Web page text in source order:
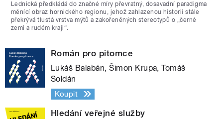
Lednická předkládá do značné míry převratný, dosavadní paradigma
měnící obraz hornického regionu, jehož zahlazenou historii stále
překrývá tlustá vrstva mýtů a zakořeněných stereotypů o „černé
zemi a rudém kraji“.
Román pro pitomce
Lukáš Balabán, Šimon Krupa, Tomáš
Soldán
Koupit
Hledání veřejné služby